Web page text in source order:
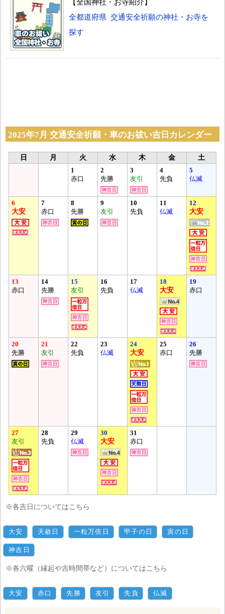
【全国神社・お寺紹介】
全都道府県 交通安全祈願の神社・お寺を
探す
2025年7月 交通安全祈願・車のお祓い吉日カレンダー
日 月 火 水 木 金
土
1
赤口
2
先勝
3
友引
4
先負
5
仏滅
6
大安
7
赤口
8
先勝
9
友引
10
先負
11
仏滅
12
大安
13
赤口
14
先勝
15
友引
16
先負
17
仏滅
18
大安
19
赤口
20
先勝
21
友引
22
先負
23
仏滅
24
大安
25
赤口
26
先勝
27
友引
28
先負
29
仏滅
30
大安
31
赤口
※各吉日についてはこちら
大安 天赦日 一粒万倍日 甲子の日 寅の日
神吉日
※各六曜（縁起や吉時間帯など）についてはこちら
大安 赤口 先勝 友引 先負 仏滅